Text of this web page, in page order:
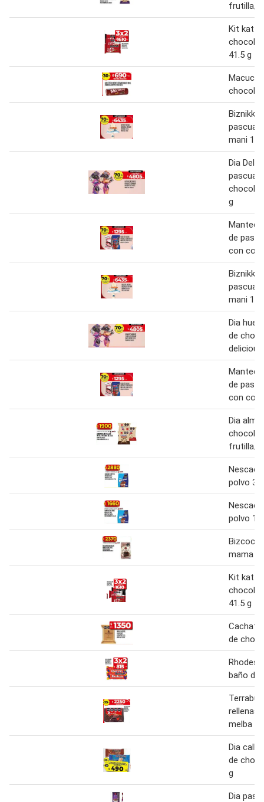
frutilla/
Kit kat
41.5 g
Biznikke
mani
Dia
pascuas
g
de
con
Biznikke
mani
Dia
de
de
con
Dia
frutilla/
Nescao
polvo
Nescao
polvo
mama
Kit kat
41.5 g
de
baño de
rellenas
melba
Dia
de
g
Dia